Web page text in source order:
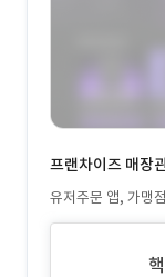
프랜차이즈 매장
유저주문 앱, 가맹
구성되어있으며,